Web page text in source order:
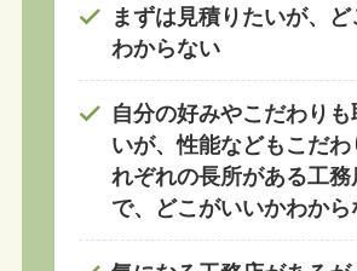
まずは見積りたいが、
わからない
自分の好みやこだわり
いが、性能などもこだわ
れぞれの長所がある工務
で、どこがいいかわから